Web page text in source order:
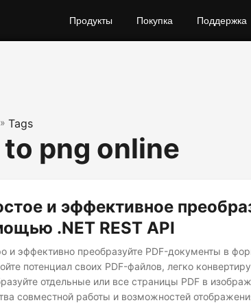
Продукты Покупка Поддержка
» Tags
png online
и эффективное
.NET REST API
и эффективно преобразуйте PDF-документы в
потенциал своих PDF-файлов, легко
отдельные или все страницы PDF в
совместной работы и возможностей